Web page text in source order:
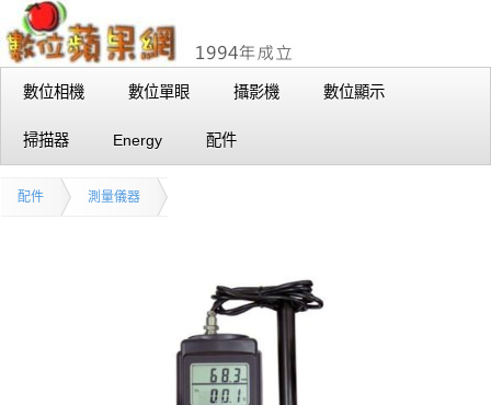
數位相機 數位單眼 攝影機 數位顯示
掃描器 Energy 配件
配件 測量儀器